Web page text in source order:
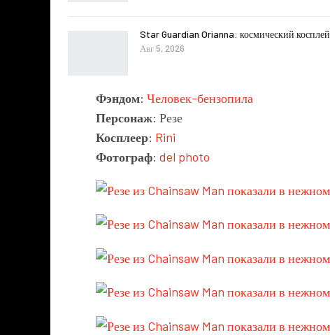
Star Guardian Orianna: космический косплей
Авг 5, 2026
Фэндом: Человек-бензопила
Персонаж: Резе
Косплеер: Rini
Фотограф: del photo